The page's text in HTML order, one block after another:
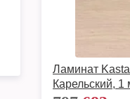
Ламинат
Карельский, 1